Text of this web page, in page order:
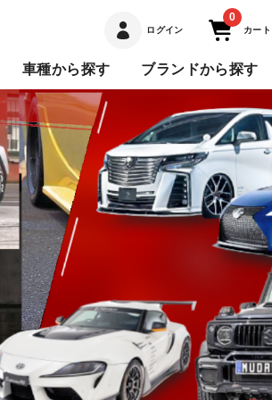
ログイン
0
カート
車種から探す ブランドから探す